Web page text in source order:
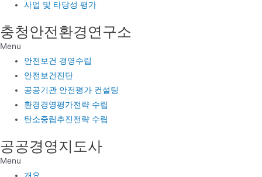
사업 및 타당성 평가
충청안전환경연구소
Menu
안전보건 경영수립
안전보건진단
공공기관 안전평가 컨설팅
환경경영평가전략 수립
탄소중립추진전략 수립
공공경영지도사
Menu
개요